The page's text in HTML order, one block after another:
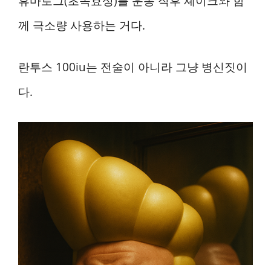
께 극소량 사용하는 거다.
란투스 100iu는 전술이 아니라 그냥 병신짓이
다.